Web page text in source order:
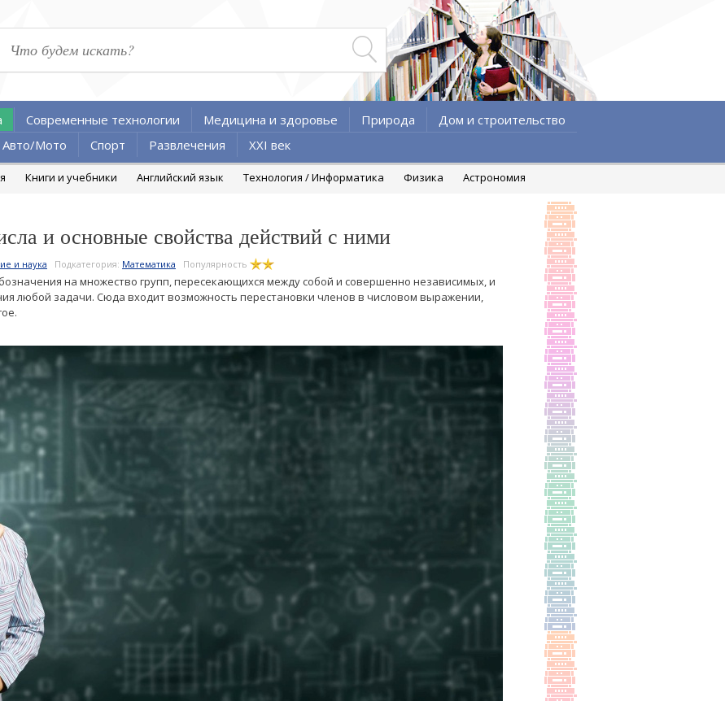
Современные технологии Медицина и здоровье Природа
Дом и строительство
Авто/Мото Спорт Развлечения XXI век
Книги и учебники Английский язык Технология / Информатика Физика Астрономия
и основные свойства действий с ними
и наука Подкатегория: Математика Популярность
на множество групп, пересекающихся между собой и совершенно независимых, и
любой задачи. Сюда входит возможность перестановки членов в числовом выражении,